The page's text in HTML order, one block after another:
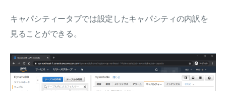
キャパシティータブでは設定したキャパシティの内訳を
見ることができる。